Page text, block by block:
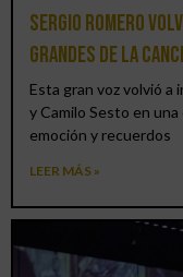
Sergio Romero
grandes de la
Esta gran voz volvió
y Camilo Sesto en
emoción y recuerdos
LEER MÁS »